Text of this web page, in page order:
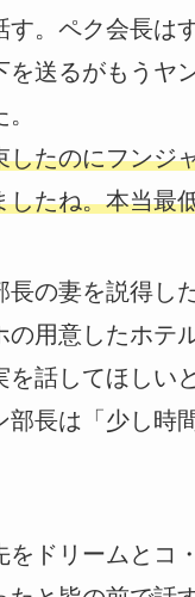
す。ペク会長は
を送るがもうヤ
したのにフンジ
したね。本当最
長の妻を説得し
の用意したホテ
を話してほしい
部長は「少し時
をドリームとコ